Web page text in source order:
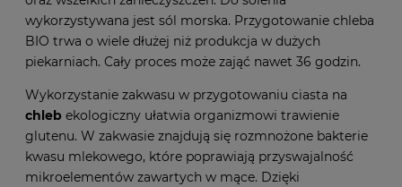
wykorzystywana jest sól morska. Przygotowanie chleba
BIO trwa o wiele dłużej niż produkcja w dużych
piekarniach. Cały proces może zająć nawet 36 godzin.
Wykorzystanie zakwasu w przygotowaniu ciasta na
chleb ekologiczny ułatwia organizmowi trawienie
glutenu. W zakwasie znajdują się rozmnożone bakterie
kwasu mlekowego, które poprawiają przyswajalność
mikroelementów zawartych w mące. Dzięki